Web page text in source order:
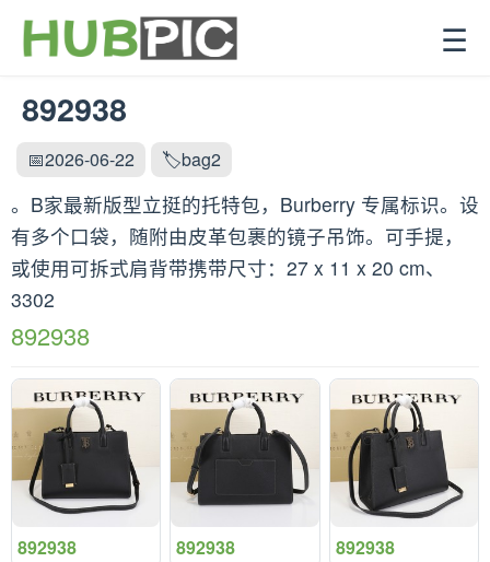
☰
892938
📅2026-06-22 🏷️bag2
。B家最新版型立挺的托特包，Burberry 专属标识。设
有多个口袋，随附由皮革包裹的镜子吊饰。可手提，
或使用可拆式肩背带携带尺寸：27 x 11 x 20 cm、
3302
892938
892938 892938 892938